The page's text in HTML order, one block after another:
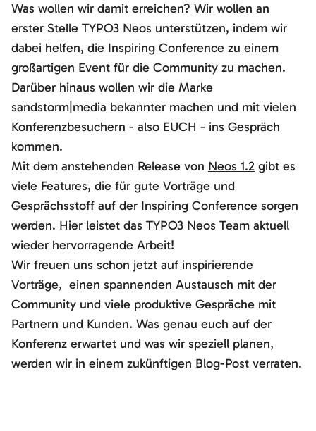
Was wollen wir damit erreichen? Wir wollen an
erster Stelle TYPO3 Neos unterstützen, indem wir
dabei helfen, die Inspiring Conference zu einem
großartigen Event für die Community zu machen.
Darüber hinaus wollen wir die Marke
sandstorm|media bekannter machen und mit vielen
Konferenzbesuchern - also EUCH - ins Gespräch
kommen.
Mit dem anstehenden Release von Neos 1.2 gibt es
viele Features, die für gute Vorträge und
Gesprächsstoff auf der Inspiring Conference sorgen
werden. Hier leistet das TYPO3 Neos Team aktuell
wieder hervorragende Arbeit!
Wir freuen uns schon jetzt auf inspirierende
Vorträge, einen spannenden Austausch mit der
Community und viele produktive Gespräche mit
Partnern und Kunden. Was genau euch auf der
Konferenz erwartet und was wir speziell planen,
werden wir in einem zukünftigen Blog-Post verraten.